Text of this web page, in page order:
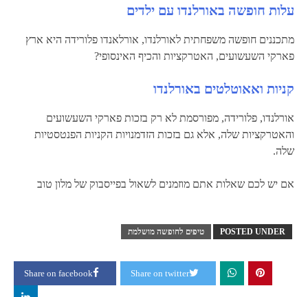
עלות חופשה באורלנדו עם ילדים
מתכננים חופשה משפחתית לאורלנדו, אורלאנדו פלורידה היא ארץ
פארקי השעשועים, האטרקציות והכיף האינסופי?
קניות ואאוטלטים באורלנדו
אורלנדו, פלורידה, מפורסמת לא רק בזכות פארקי השעשועים
והאטרקציות שלה, אלא גם בזכות הזדמנויות הקניות הפנטסטיות
שלה.
אם יש לכם שאלות אתם מוזמנים לשאול בפייסבוק של מלון טוב
POSTED UNDER טיפים לחופשה מושלמת
Share on facebook Share on twitter